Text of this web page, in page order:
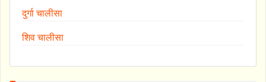
दुर्गा चालीसा
शिव चालीसा